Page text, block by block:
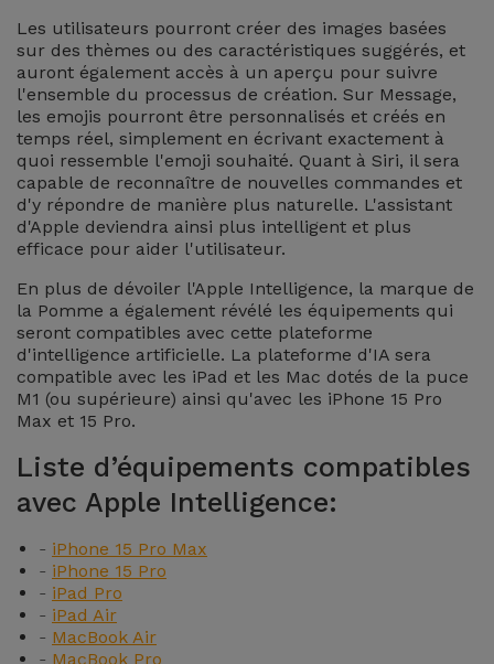
Portefeuilles,
Étuis et Sacs
Traceurs et
Accessoires
Mobilité,
Vélo
Accessoires
d'ordinateur
Accessoires
iPad et
Tablette
Kids
Voir
tout
Les utilisateurs pourront créer des images basées
sur des thèmes ou des caractéristiques suggérés, et
auront également accès à un aperçu pour suivre
l'ensemble du processus de création. Sur Message,
les emojis pourront être personnalisés et créés en
temps réel, simplement en écrivant exactement à
quoi ressemble l'emoji souhaité. Quant à Siri, il sera
capable de reconnaître de nouvelles commandes et
d'y répondre de manière plus naturelle. L'assistant
d'Apple deviendra ainsi plus intelligent et plus
efficace pour aider l'utilisateur.
En plus de dévoiler l'Apple Intelligence, la marque de
la Pomme a également révélé les équipements qui
seront compatibles avec cette plateforme
d'intelligence artificielle. La plateforme d'IA sera
compatible avec les iPad et les Mac dotés de la puce
M1 (ou supérieure) ainsi qu'avec les iPhone 15 Pro
Max et 15 Pro.
Liste d’équipements compatibles
avec Apple Intelligence:
- iPhone 15 Pro Max
- iPhone 15 Pro
- iPad Pro
- iPad Air
- MacBook Air
- MacBook Pro